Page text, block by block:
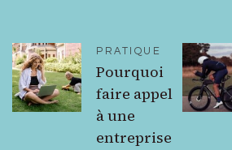
PRATIQUE
Pourquoi
faire appel
à une
entreprise